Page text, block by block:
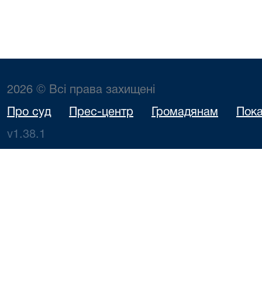
2026 © Всі права захищені
Про суд Прес-центр Громадянам
v1.38.1